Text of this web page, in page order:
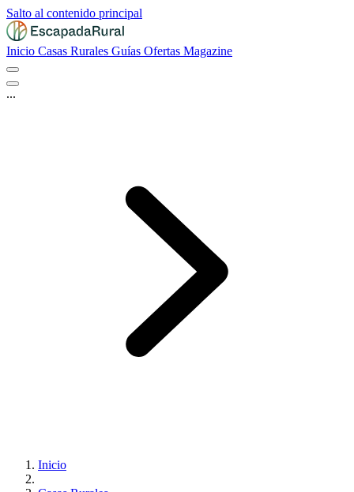
Salto al contenido principal
Inicio Casas Rurales Guías Ofertas Magazine
...
Inicio